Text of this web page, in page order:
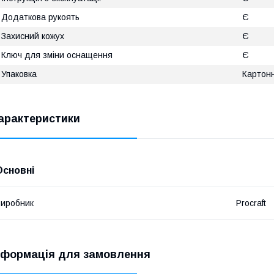
Додаткова рукоять
Є
Захисний кожух
Є
Ключ для зміни оснащення
Є
Упаковка
Procraft
для замовлення